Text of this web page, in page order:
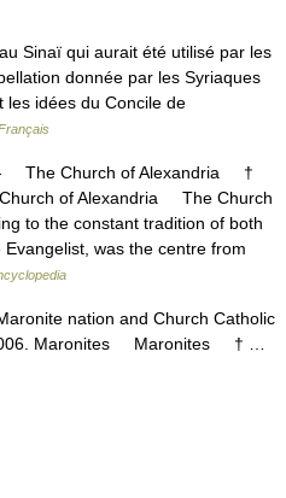
Sinaï qui aurait été utilisé par les
donnée par les Syriaques
les idées du Concile de
Church of Alexandria †
of Alexandria The Church
to the constant tradition of both
was the centre from
nation and Church Catholic
2006. Maronites Maronites † …